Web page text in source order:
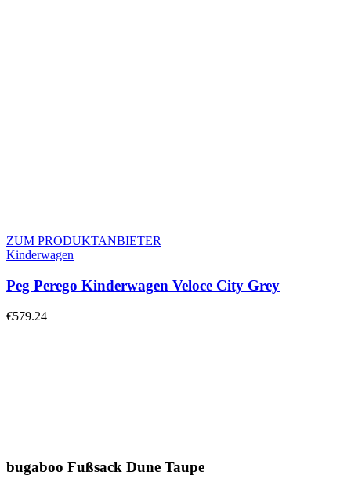
ZUM PRODUKTANBIETER
Kinderwagen
Peg Perego Kinderwagen Veloce City Grey
€579.24
bugaboo Fußsack Dune Taupe